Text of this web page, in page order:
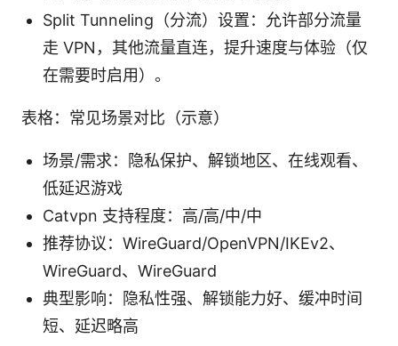
Split Tunneling（分流）设置：允许部分流量
走 VPN，其他流量直连，提升速度与体验（仅
在需要时启用）。
表格：常见场景对比（示意）
场景/需求：隐私保护、解锁地区、在线观看、
低延迟游戏
Catvpn 支持程度：高/高/中/中
推荐协议：WireGuard/OpenVPN/IKEv2、
WireGuard、WireGuard
典型影响：隐私性强、解锁能力好、缓冲时间
短、延迟略高